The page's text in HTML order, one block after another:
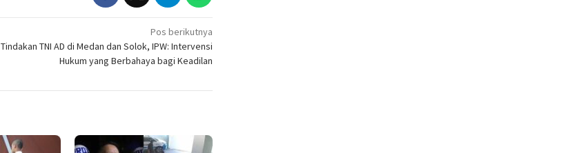
Pos berikutnya
Tindakan TNI AD di Medan dan Solok, IPW: Intervensi
Hukum yang Berbahaya bagi Keadilan